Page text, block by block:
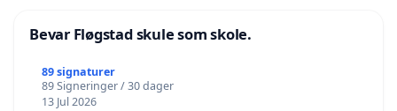
Bevar Fløgstad skule som skole.
89 signaturer
89 Signeringer / 30 dager
13 Jul 2026